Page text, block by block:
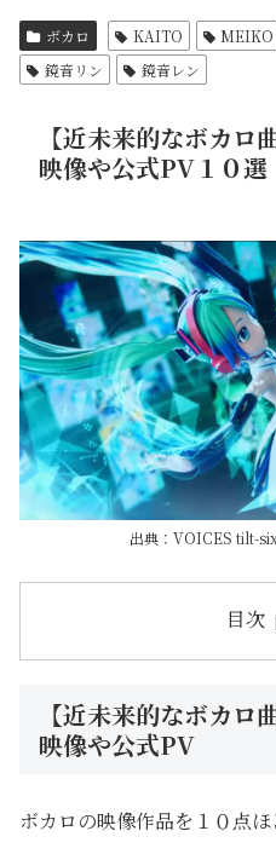
ボカロ KAITO MEIKO
鏡音リン
鏡音レン
【近未来的なボカロ
映像や公式PV１０選
出典：VOICES tilt-
目次
【近未来的なボカロ
映像や公式PV
ボカロの映像作品を１０点ほ